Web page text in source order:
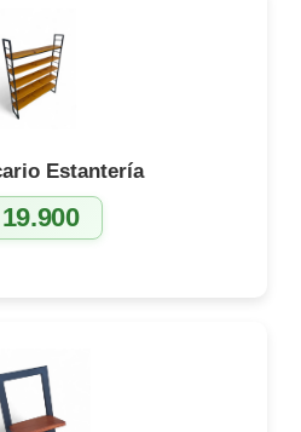
Estantería